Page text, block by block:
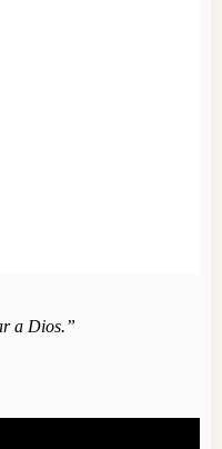
a Dios.”